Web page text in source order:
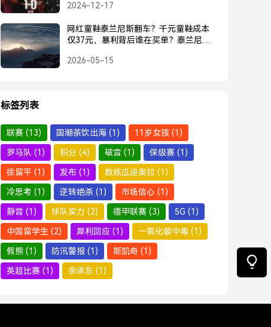
2024-12-17
网红童鞋泰兰尼斯翻车？千元童鞋成本
仅37元，暴利背后谁在买单？泰兰尼斯
引争议
2026-05-15
标签列表
联赛 (13) 国潮茶饮出海 (1) 11岁女孩 (1)
罗马队 (1) 积分 (4) 破音 (1) 保级赛 (1)
徐留平 (1) 发布 (1) 教练瓜迪奥拉 (1)
冷思考 (1) 逆转绝杀 (1) 市场信心 (1)
静音 (1) 球队实力 (2) 德甲联赛 (3) 5G (1)
中国留学生 (2) 犀利回应 (1) 一氧化碳中毒 (1)
假熊 (1) 防汛警报 (1) 斯凯奇 (1)
英超比赛 (1) 余承东 (1)